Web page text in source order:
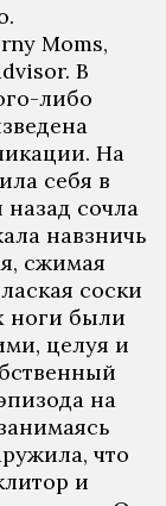
Moms,
В
либо
На
себя в
назад сочла
навзничь
сжимая
соски
ноги были
целуя и
на
что
и